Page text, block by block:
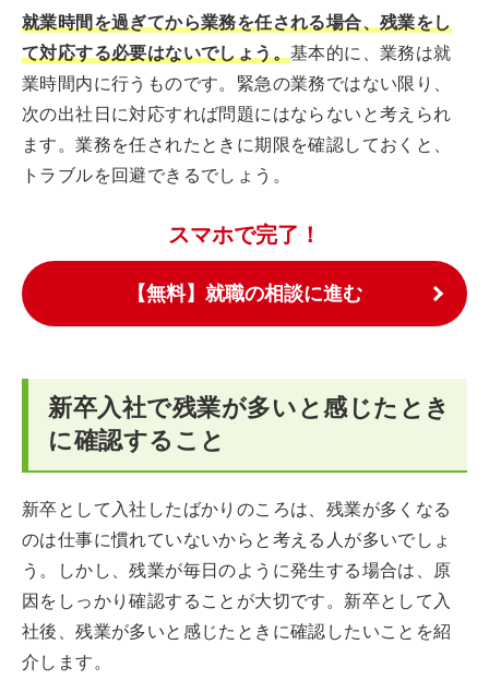
就業時間を過ぎてから業務を任される場合、残業をし
て対応する必要はないでしょう。基本的に、業務は就
業時間内に行うものです。緊急の業務ではない限り、
次の出社日に対応すれば問題にはならないと考えられ
ます。業務を任されたときに期限を確認しておくと、
トラブルを回避できるでしょう。
スマホで完了！
【無料】就職の相談に進む
新卒入社で残業が多いと感じたとき
に確認すること
新卒として入社したばかりのころは、残業が多くなる
のは仕事に慣れていないからと考える人が多いでしょ
う。しかし、残業が毎日のように発生する場合は、原
因をしっかり確認することが大切です。新卒として入
社後、残業が多いと感じたときに確認したいことを紹
介します。